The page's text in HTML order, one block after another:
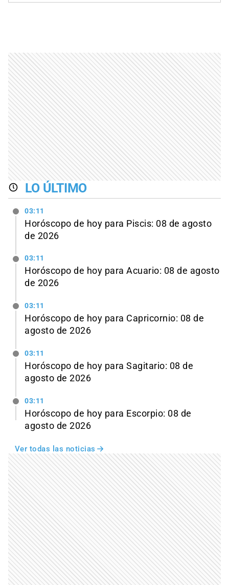
LO ÚLTIMO
03:11
Horóscopo de hoy para Piscis: 08 de agosto
de 2026
03:11
Horóscopo de hoy para Acuario: 08 de agosto
de 2026
03:11
Horóscopo de hoy para Capricornio: 08 de
agosto de 2026
03:11
Horóscopo de hoy para Sagitario: 08 de
agosto de 2026
03:11
Horóscopo de hoy para Escorpio: 08 de
agosto de 2026
Ver todas las noticias